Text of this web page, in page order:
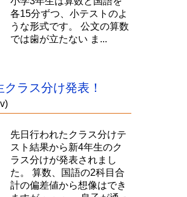
各15分ずつ、小テストのよ
うな形式です。 公文の算数
では歯が立たない ま...
クラス分け発表！
先日行われたクラス分けテ
スト結果から新4年生のク
ラス分けが発表されまし
た。 算数、国語の2科目合
計の偏差値から想像はでき